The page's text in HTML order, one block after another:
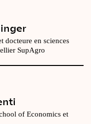
docteure en sciences
SupAgro
of Economics et